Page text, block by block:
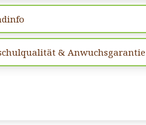
& Anwuchsgarantie